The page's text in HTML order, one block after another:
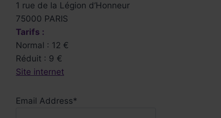
1 rue de la Légion d’Honneur
75000 PARIS
Tarifs :
Normal : 12 €
Réduit : 9 €
Site internet
Email Address*